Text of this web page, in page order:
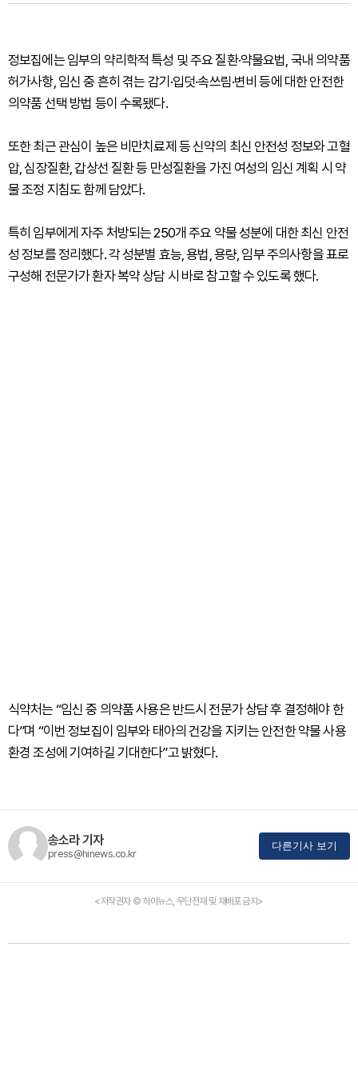
정보집에는 임부의 약리학적 특성 및 주요 질환·약물요법, 국내 의약품
허가사항, 임신 중 흔히 겪는 감기·입덧·속쓰림·변비 등에 대한 안전한
의약품 선택 방법 등이 수록됐다.
또한 최근 관심이 높은 비만치료제 등 신약의 최신 안전성 정보와 고혈
압, 심장질환, 갑상선 질환 등 만성질환을 가진 여성의 임신 계획 시 약
물 조정 지침도 함께 담았다.
특히 임부에게 자주 처방되는 250개 주요 약물 성분에 대한 최신 안전
성 정보를 정리했다. 각 성분별 효능, 용법, 용량, 임부 주의사항을 표로
구성해 전문가가 환자 복약 상담 시 바로 참고할 수 있도록 했다.
식약처는 “임신 중 의약품 사용은 반드시 전문가 상담 후 결정해야 한
다”며 “이번 정보집이 임부와 태아의 건강을 지키는 안전한 약물 사용
환경 조성에 기여하길 기대한다”고 밝혔다.
송소라 기자
press@hinews.co.kr
다른기사 보기
<저작권자 © 하이뉴스, 무단전재 및 재배포 금지>